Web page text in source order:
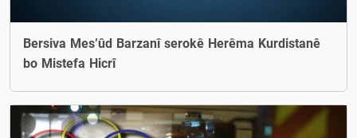
Bersiva Mes’ûd Barzanî serokê Herêma Kurdistanê
bo Mistefa Hicrî